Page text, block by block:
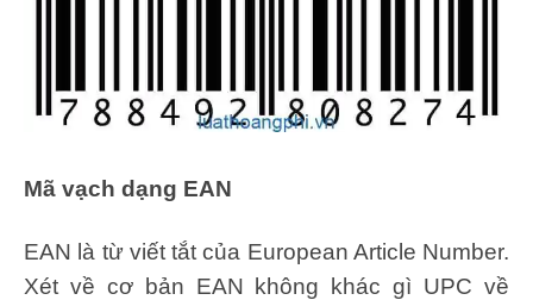
Mã vạch dạng EAN
EAN là từ viết tắt của European Article Number.
Xét về cơ bản EAN không khác gì UPC về